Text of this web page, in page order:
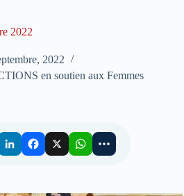
2022
2022
en soutien aux Femmes